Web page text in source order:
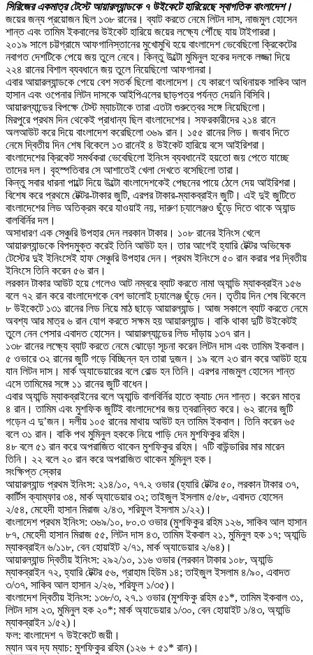
সিরিজের একমাত্র টেস্টে আয়ারল্যান্ডকে ৭ উইকেটে হারিয়েছে স্বাগতিক বাংলাদেশ।
জয়ের জন্য প্রয়োজন ছিল ১৩৮ রানের। ব্যাট করতে নেমে লিটন দাস, নাজমুল হোসেন
শান্ত এবং তামিম ইকবালের উইকেট হারিয়ে জয়ের লক্ষ্যে পৌঁছে যায় টাইগাররা।
২০১৯ সালে চট্টগ্রামে আফগানিস্তানের মুখোমুখি হয়ে বাংলাদেশ ভেবেছিলো ক্রিকেটের
নবাগত দেশটিকে পেয়ে জয় তুলে নেবে। কিন্তু উল্টো মুমিনুল হকের দলকে লজ্জা দিয়ে
২২৪ রানের বিশাল ব্যবধানে জয় তুলে নিয়েছিলো আফগানরা।
এবার আয়ারল্যান্ডকে পেয়ে বেশ সতর্ক ছিলো বাংলাদেশ। যে কারণে অধিনায়ক সাকিব আল
হাসান এবং ওপেনার লিটন দাসকে আইপিএলের ছাড়পত্র পর্যন্ত দেয়নি বিসিবি।
আয়ারল্যান্ডের বিপক্ষে টেস্ট ম্যাচটাকে তারা এতটা গুরুত্বের সঙ্গে নিয়েছিলো।
মিরপুরে প্রথম দিন থেকেই প্রাধান্য ছিল বাংলাদেশের। সফরকারীদের ২১৪ রানে
অলআউট করে দিয়ে বাংলাদেশ করেছিলো ৩৬৯ রান। ১৫৫ রানের লিড। জবাব দিতে
নেমে দ্বিতীয় দিন শেষ বিকেলে ১৩ রানেই ৪ উইকেট হারিয়ে বসে আইরিশরা।
বাংলাদেশের ক্রিকেট সমর্থকরা ভেবেছিলো ইনিংস ব্যবধানেই হয়তো জয় পেতে যাচ্ছে
তাদের দল। বৃহস্পতিবার সে আশাতেই খেলা দেখতে বসেছিলো তারা।
কিন্তু সবার ধারনা পাল্টে দিয়ে উল্টো বাংলাদেশকেই পেছনের পায়ে ঠেলে দেয় আইরিশরা।
বিশেষ করে প্রথমে টেক্টর-টাকার জুটি, এরপর টাকার-ম্যাকব্রাইন জুটি। এই দুই জুটিতে
বাংলাদেশের লিড অতিক্রম করে যাওয়াই নয়, দারুণ চ্যালেঞ্জও ছুঁড়ে দিতে থাকে অ্যান্ড
বালবির্নির দল।
অসাধারণ এক সেঞ্চুরি উপহার দেন লরকান টাকার। ১০৮ রানের ইনিংস খেলে
আয়ারল্যান্ডকে বিপদমুক্ত করেই তিনি আউট হন। তার আগেই হ্যারি টেক্টর অভিষেক
টেস্টের দুই ইনিংসেই হাফ সেঞ্চুরি উপহার দেন। প্রথম ইনিংসে ৫০ রান করার পর দ্বিতীয়
ইনিংসে তিনি করেন ৫৬ রান।
লরকান টাকার আউট হয়ে গেলেও আট নম্বরে ব্যাট করতে নামা অ্যান্ডি ম্যাকব্রাইন ১৫৬
বলে ৭২ রান করে বাংলাদেশকে বেশ ভালোই চ্যালেঞ্জ ছুঁড়ে দেন। তৃতীয় দিন শেষ বিকেলে
৮ উইকেটে ১৩১ রানের লিড নিয়ে মাঠ ছাড়ে আয়ারল্যান্ড। আজ সকালে ব্যাট করতে নেমে
অবশ্য আর মাত্র ৬ রান যোগ করতে সক্ষম হয় আয়ারল্যান্ড। বাকি থাকা দুটি উইকেটই
তুলে নেন পেসার এবাদত হোসেন। আয়ারল্যান্ডের লিড দাঁড়ায় ১৩৭ রান।
১৩৮ রানের লক্ষ্যে ব্যাট করতে নেমে ঝোড়ো সূচনা করেন লিটন দাস এবং তামিম ইকবাল।
৫ ওভারে ৩২ রানের জুটি গড়ে বিচ্ছিন্ন হন তারা দুজন। ১৯ বলে ২৩ রান করে আউট হয়ে
যান লিটন দাস। মার্ক অ্যাডেয়ারের বলে বোল্ড হন তিনি। এরপর নাজমুল হোসেন শান্ত
এসে তামিমের সঙ্গে ১১ রানের জুটি বাধেন।
এবার অ্যান্ডি ম্যাকব্রাইনের বলে অ্যান্ডি বালবির্নির হাতে ক্যাচ দেন শান্ত। করেন মাত্র
৪ রান। তামিম এবং মুশফিক জুটিই বাংলাদেশের জয় ত্বরান্বিত করে। ৬২ রানের জুটি
গড়েন এ দু’জন। দলীয় ১০৫ রানের মাথায় আউট হন তামিম ইকবাল। তিনি করেন ৬৫
বলে ৩১ রান। বাকি পথ মুমিনুল হককে নিয়ে পাড়ি দেন মুশফিকুর রহিম।
৪৮ বলে ৫১ রান করে অপরাজিত থাকেন মুশফিকুর রহিম। ৭টি বাউন্ডারির মার মারেন
তিনি। ২২ বলে ২০ রান করে অপরাজিত থাকেন মুমিনুল হক।
সংক্ষিপ্ত স্কোর
আয়ারল্যান্ড প্রথম ইনিংস: ২১৪/১০, ৭৭.২ ওভার (হ্যারি টেক্টর ৫০, লরকান টাকার ৩৭,
কার্টিস ক্যাম্ফার ৩৪, মার্ক অ্যাডেয়ার ৩২; তাইজুল ইসলাম ৫/৫৮, এবাদত হোসেন
২/৫৪, মেহেদী হাসান মিরাজ ২/৪৩, শরিফুল ইসলাম ১/২২)।
বাংলাদেশ প্রথম ইনিংস: ৩৬৯/১০, ৮০.৩ ওভার (মুশফিকুর রহিম ১২৬, সাকিব আল হাসান
৮৭, মেহেদী হাসান মিরাজ ৫৫, লিটন দাস ৪৩, তামিম ইকবাল ২১, মুমিনুল হক ১৭; অ্যান্ডি
ম্যাকব্রাইন ৬/১১৮, বেন হোয়াইট ২/৭১, মার্ক অ্যাডেয়ার ২/৬৪)।
আয়ারল্যান্ড দ্বিতীয় ইনিংস: ২৯২/১০, ১১৬ ওভার (লরকান টাকার ১০৮, অ্যান্ডি
ম্যাকব্রাইন ৭২, হ্যারি টেক্টর ৫৬, গ্রাহাম হিউম ১৪; তাইজুল ইসলাম ৪/৯০, এবাদত
৩/৩৭, সাকিব আল হাসান ২/২৬, শরিফুল ১/৩৫)।
বাংলাদেশ দ্বিতীয় ইনিংস: ১৩৮/৩, ২৭.১ ওভার (মুশফিকু রহিম ৫১*, তামিম ইকবাল ৩১,
লিটন দাস ২৩, মুমিনুল হক ২০*; মার্ক অ্যাডেয়ার ১/৩০, বেন হোয়াইট ১/৪৩, অ্যান্ডি
ম্যাকব্রাইন ১/৫২)।
ফল: বাংলাদেশ ৭ উইকেটে জয়ী।
ম্যান অব দ্য ম্যাচ: মুশফিকুর রহিম (১২৬ + ৫১* রান)।